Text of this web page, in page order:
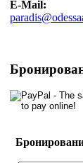
E-Mail: